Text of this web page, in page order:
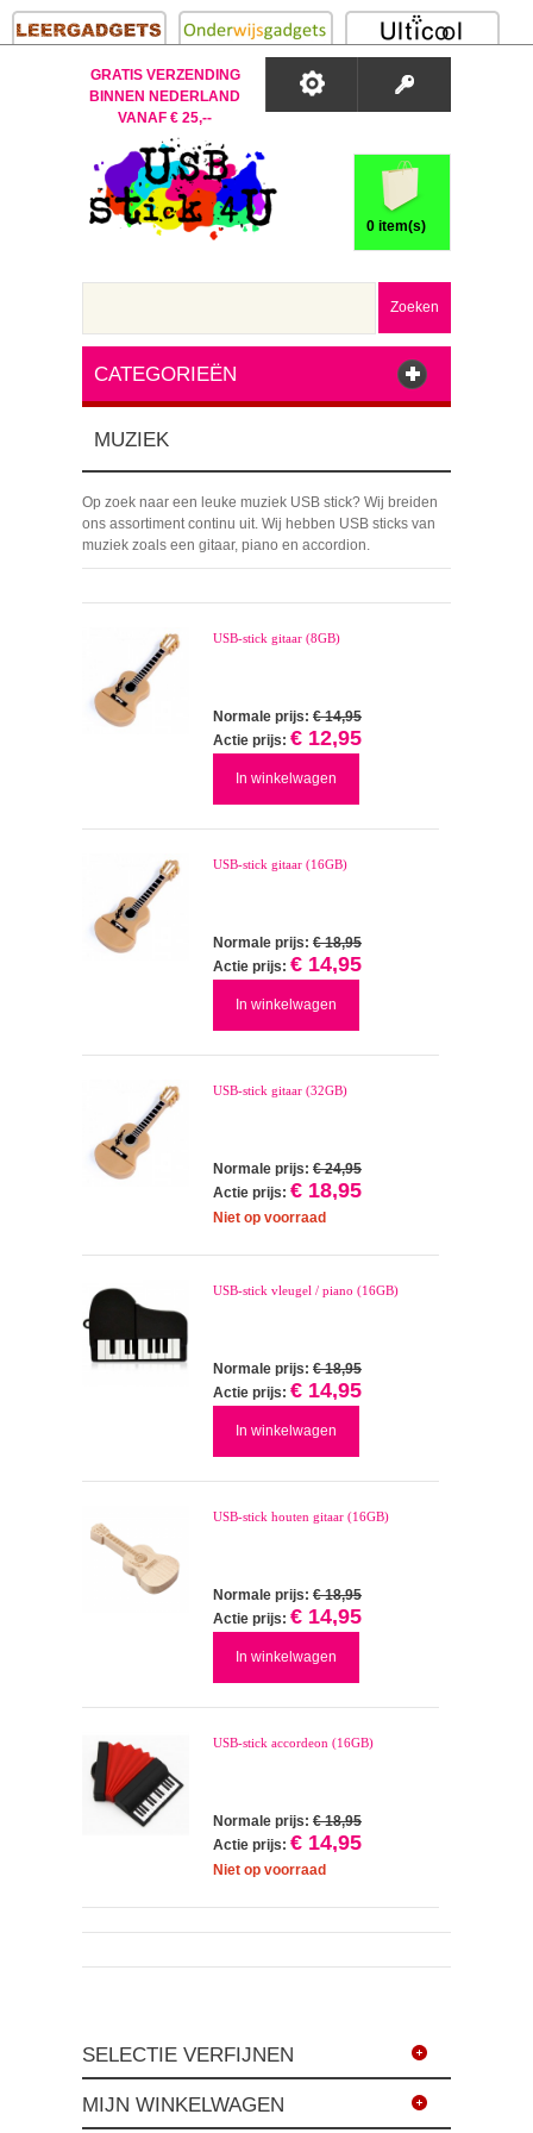
GRATIS VERZENDING
BINNEN NEDERLAND
VANAF € 25,--
0 item(s)
Zoeken
CATEGORIEËN
MUZIEK
Op zoek naar een leuke muziek USB stick? Wij breiden
ons assortiment continu uit. Wij hebben USB sticks van
muziek zoals een gitaar, piano en accordion.
USB-stick gitaar (8GB)
Normale prijs: € 14,95
Actie prijs: € 12,95
In winkelwagen
USB-stick gitaar (16GB)
Normale prijs: € 18,95
Actie prijs: € 14,95
In winkelwagen
USB-stick gitaar (32GB)
Normale prijs: € 24,95
Actie prijs: € 18,95
Niet op voorraad
USB-stick vleugel / piano (16GB)
Normale prijs: € 18,95
Actie prijs: € 14,95
In winkelwagen
USB-stick houten gitaar (16GB)
Normale prijs: € 18,95
Actie prijs: € 14,95
In winkelwagen
USB-stick accordeon (16GB)
Normale prijs: € 18,95
Actie prijs: € 14,95
Niet op voorraad
SELECTIE VERFIJNEN
MIJN WINKELWAGEN